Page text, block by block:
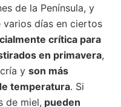
de la Península, y
varios días en ciertos
crítica para
en primavera,
y son más
temperatura. Si
de miel, pueden